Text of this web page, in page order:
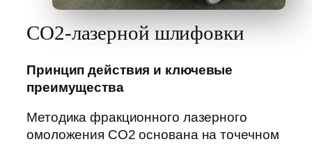
CO2-лазерной шлифовки
Принцип действия и ключевые
преимущества
Методика фракционного лазерного
омоложения CO2 основана на точечном